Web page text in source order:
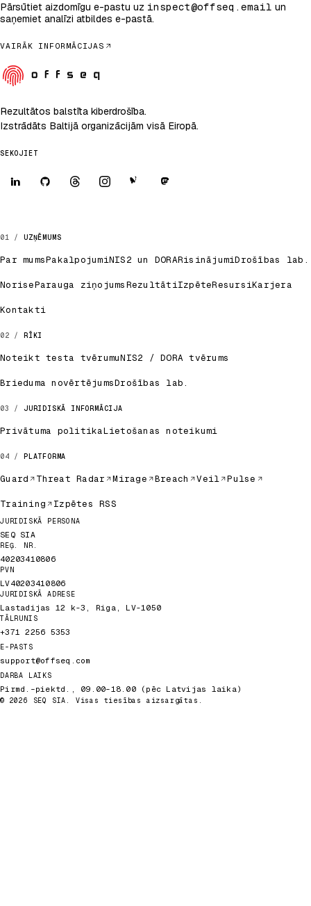
Pārsūtiet aizdomīgu e-pastu uz inspect@offseq.email un
saņemiet analīzi atbildes e-pastā.
VAIRĀK INFORMĀCIJAS
Rezultātos balstīta kiberdrošība.
Izstrādāts Baltijā organizācijām visā Eiropā.
SEKOJIET
UZŅĒMUMS
Par mumsPakalpojumiNIS2 un DORARisinājumiDrošības lab.
NoriseParauga ziņojumsRezultātiIzpēteResursiKarjera
Kontakti
RĪKI
Noteikt testa tvērumuNIS2 / DORA tvērums
Brieduma novērtējumsDrošības lab.
JURIDISKĀ INFORMĀCIJA
Privātuma politikaLietošanas noteikumi
PLATFORMA
Guard Threat Radar Mirage Breach Veil Pulse
Training Izpētes RSS
Juridiskie dati
JURIDISKĀ PERSONA
SEQ SIA
REĢ. NR.
40203410806
PVN
LV40203410806
JURIDISKĀ ADRESE
Lastadijas 12 k-3, Riga, LV-1050
TĀLRUNIS
+371 2256 5353
E-PASTS
support@offseq.com
DARBA LAIKS
Pirmd.–piektd., 09.00–18.00 (pēc Latvijas laika)
© 2026 SEQ SIA. Visas tiesības aizsargātas.